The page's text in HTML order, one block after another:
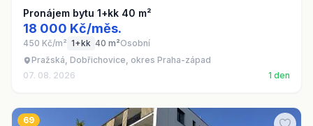
Pronájem bytu 1+kk 40 m²
18 000 Kč/měs.
450 Kč/m² 1+kk 40 m²Osobní
Pražská, Dobřichovice, okres Praha-západ
07. 08. 2026
1 den
69